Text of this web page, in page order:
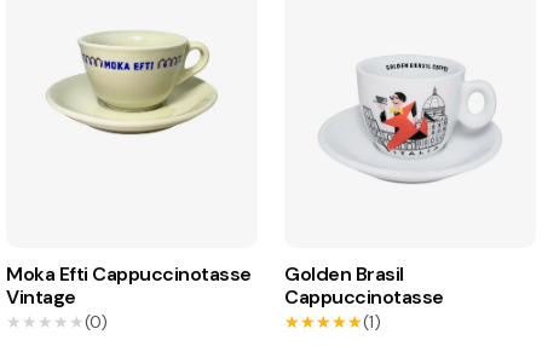
Moka Efti Cappuccinotasse
Vintage
★★★★★
★★★★★(0)
Golden Brasil
Cappuccinotasse
★★★★★
★★★★★(1)